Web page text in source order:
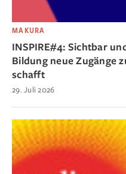
MAKURA
INSPIRE#4: Sichtbar
Bildung neue Zugänge
schafft
29. Juli 2026